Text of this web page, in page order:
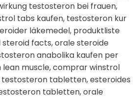
testosteron bei frauen,
tabs kaufen, testosteron kur
läkemedel, produktliste
facts, orale steroide
anabolika kaufen per
muscle, comprar winstrol
tabletten, esteroides
tabletten, orale